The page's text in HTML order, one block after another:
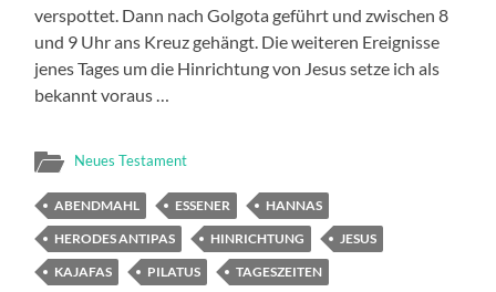
verspottet. Dann nach Golgota geführt und zwischen 8
und 9 Uhr ans Kreuz gehängt. Die weiteren Ereignisse
jenes Tages um die Hinrichtung von Jesus setze ich als
bekannt voraus …
Neues Testament
ABENDMAHL ESSENER
HANNAS
HERODES ANTIPAS
HINRICHTUNG
JESUS
KAJAFAS
PILATUS TAGESZEITEN